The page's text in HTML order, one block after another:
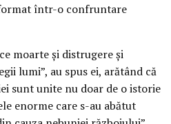
într-o confruntare
moarte și distrugere și
lumi”, au spus ei, arătând că
sunt unite nu doar de o istorie
enorme care s-au abătut